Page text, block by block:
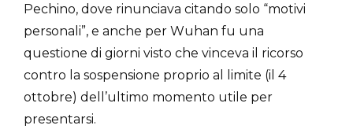
Pechino, dove rinunciava citando solo “motivi
personali”, e anche per Wuhan fu una
questione di giorni visto che vinceva il ricorso
contro la sospensione proprio al limite (il 4
ottobre) dell’ultimo momento utile per
presentarsi.